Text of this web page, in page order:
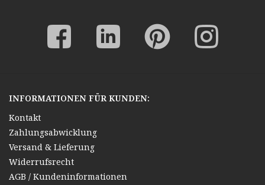
INFORMATIONEN FÜR KUNDEN:
Kontakt
Zahlungsabwicklung
Versand & Lieferung
Widerrufsrecht
AGB / Kundeninformationen